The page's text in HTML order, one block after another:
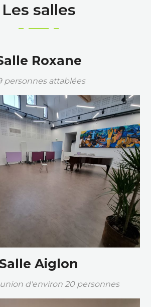
Les salles
Roxane
personnes attablées
Aiglon
d'environ 20 personnes